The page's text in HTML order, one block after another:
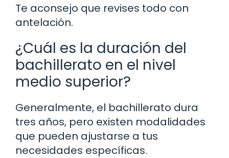
Te aconsejo que revises todo con
antelación.
¿Cuál es la duración del
bachillerato en el nivel
medio superior?
Generalmente, el bachillerato dura
tres años, pero existen modalidades
que pueden ajustarse a tus
necesidades específicas.